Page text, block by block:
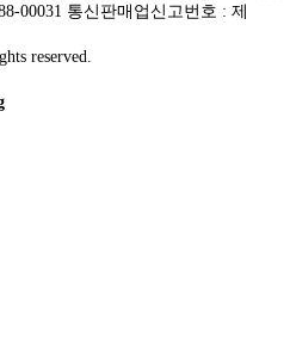
00031 통신판매업신고번호 : 제
reserved.